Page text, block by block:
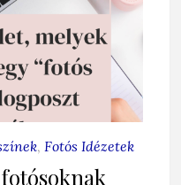
, Fotós Idézetek